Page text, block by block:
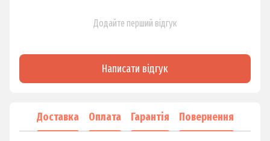
Додайте перший відгук
Написати відгук
Доставка Оплата Гарантія Повернення